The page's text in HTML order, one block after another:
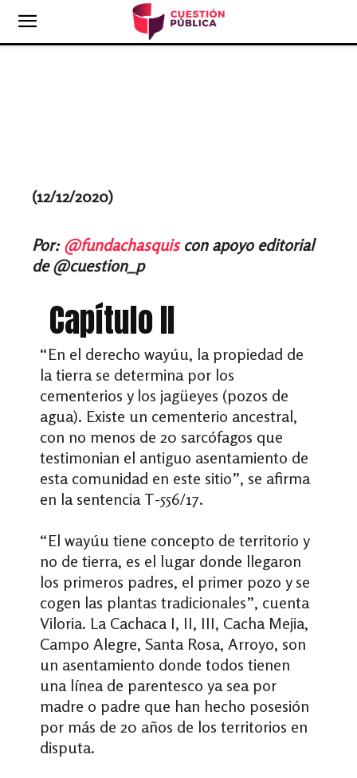
(12/12/2020)
Por: @fundachasquiscon apoyo editorial
de @cuestion_p
Capítulo II
“En el derecho wayúu, la propiedad de
la tierra se determina por los
cementerios y los jagüeyes (pozos de
agua). Existe un cementerio ancestral,
con no menos de 20 sarcófagos que
testimonian el antiguo asentamiento de
esta comunidad en este sitio”, se afirma
en la sentencia T-556/17.
“El wayúu tiene concepto de territorio y
no de tierra, es el lugar donde llegaron
los primeros padres, el primer pozo y se
cogen las plantas tradicionales”, cuenta
Viloria. La Cachaca I, II, III, Cacha Mejia,
Campo Alegre, Santa Rosa, Arroyo, son
un asentamiento donde todos tienen
una línea de parentesco ya sea por
madre o padre que han hecho posesión
por más de 20 años de los territorios en
disputa.